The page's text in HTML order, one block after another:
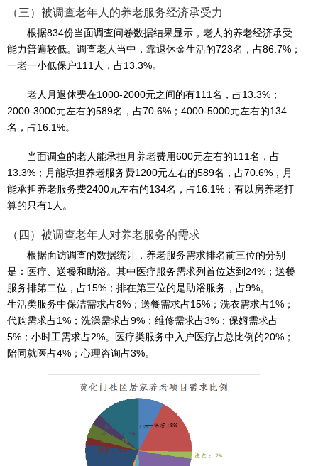
（三）被调查老年人的养老服务经济承受力
​根据834份当面调查问卷数据结果显示，老人的养老经济承受
能力普遍较低。调查老人当中，靠退休金生活的723名，占86.7%；
一老一小低保户111人，占13.3%。
老人月退休费在1000-2000元之间的有111名，占13.3%；
2000-3000元左右的589名，占70.6%；4000-5000元左右的134
名，占16.1%。
当面调查的老人能承担月养老费用600元左右的111名，占
13.3%；月能承担养老服务费1200元左右的589名，占70.6%，月
能承担养老服务费2400元左右的134名，占16.1%；有以房养老打
算的只有1人。
​（四）被调查老年人对养老服务的需求
根据面访调查的数据统计，养老服务需求排名前三位的分别
是：医疗、送餐和助浴。其中医疗服务需求列首位达到24%；送餐
服务排第二位，占15%；排在第三位的是助浴服务，占9%。
生活类服务中保洁需求占8%；送餐需求占15%；洗衣需求占1%；
代购需求占1%；洗澡需求占9%；维修需求占3%；保姆需求占
5%；小时工需求占2%。医疗类服务中入户医疗占总比例的20%；
陪同就医占4%；心理咨询占3%。